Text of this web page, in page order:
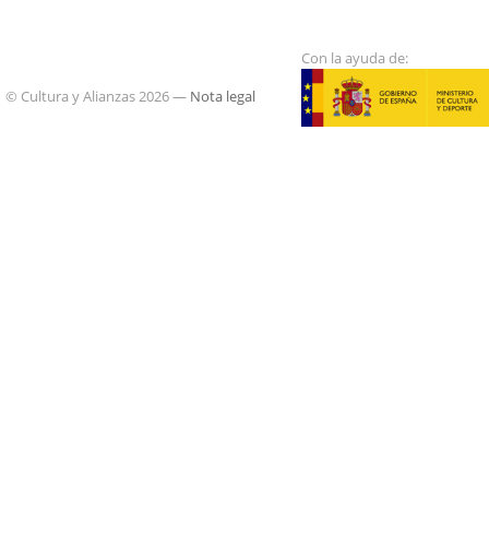
Con la ayuda de:
© Cultura y Alianzas 2026 — Nota legal